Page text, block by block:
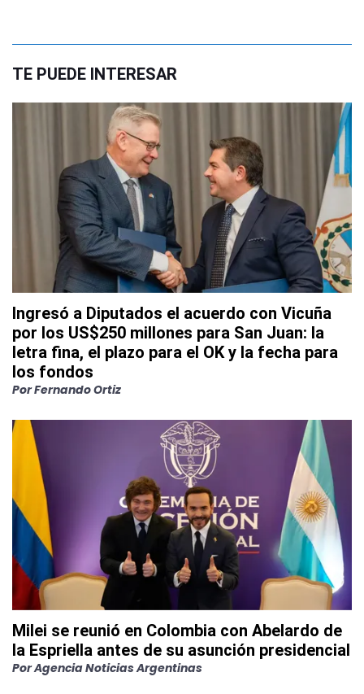
TE PUEDE INTERESAR
Ingresó a Diputados el acuerdo con Vicuña
por los US$250 millones para San Juan: la
letra fina, el plazo para el OK y la fecha para
los fondos
PorFernando Ortiz
Milei se reunió en Colombia con Abelardo de
la Espriella antes de su asunción presidencial
PorAgencia Noticias Argentinas